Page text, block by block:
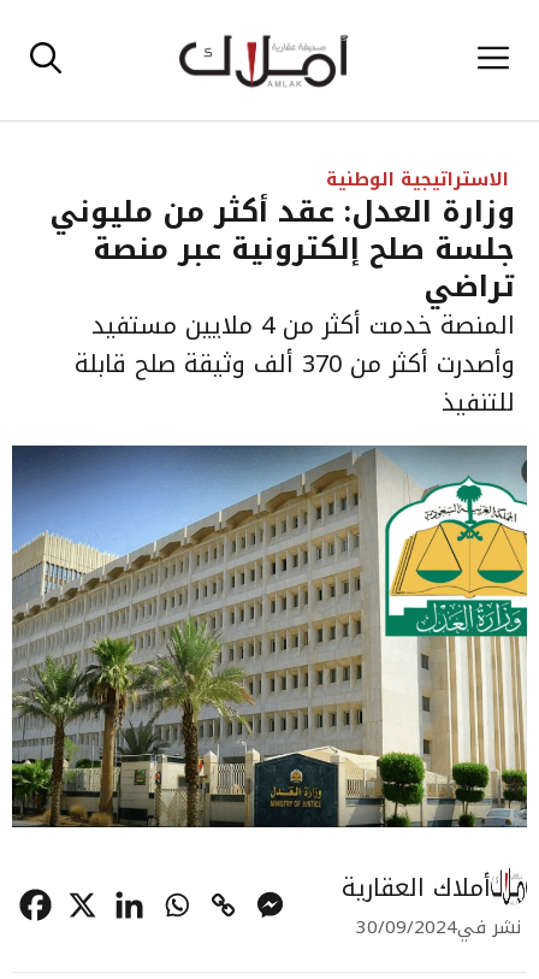
إلى القائمة
الاستراتيجية الوطنية
وزارة العدل: عقد أكثر من مليوني
جلسة صلح إلكترونية عبر منصة
تراضي
المنصة خدمت أكثر من 4 ملايين مستفيد
وأصدرت أكثر من 370 ألف وثيقة صلح قابلة
للتنفيذ
أملاك العقارية
نشر في30/09/2024